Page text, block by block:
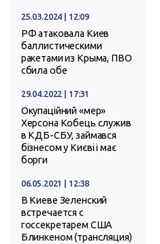
25.03.2024 | 12:09
РФ атаковала Киев
баллистическими
ракетами из Крыма, ПВО
сбила обе
29.04.2022 | 17:31
Окупаційний «мер»
Херсона Кобець служив
в КДБ-СБУ, займався
бізнесом у Києві і має
борги
06.05.2021 | 12:38
В Киеве Зеленский
встречается с
госсекретарем США
Блинкеном (трансляция)